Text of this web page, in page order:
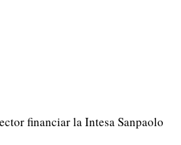
financiar la Intesa Sanpaolo